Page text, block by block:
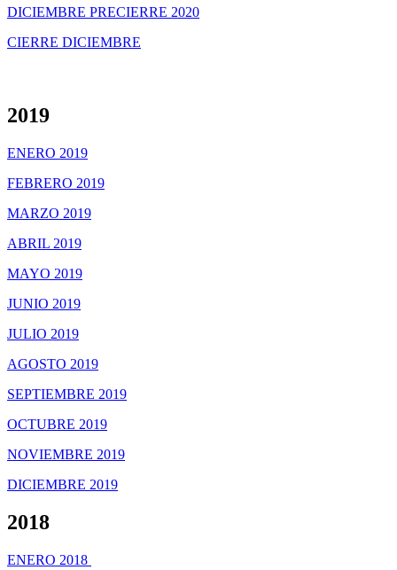
DICIEMBRE PRECIERRE 2020
CIERRE DICIEMBRE
2019
ENERO 2019
FEBRERO 2019
MARZO 2019
ABRIL 2019
MAYO 2019
JUNIO 2019
JULIO 2019
AGOSTO 2019
SEPTIEMBRE 2019
OCTUBRE 2019
NOVIEMBRE 2019
DICIEMBRE 2019
2018
ENERO 2018